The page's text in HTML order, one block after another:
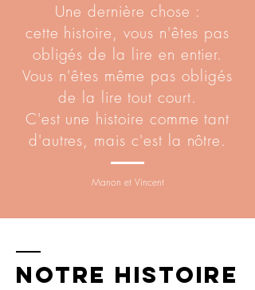
Notre histoire
Une dernière chose :
cette histoire, vous n'êtes pas
obligés de la lire en entier.
Vous n'êtes même pas obligés
de la lire tout court.
C'est une histoire comme tant
d'autres, mais c'est la nôtre.
Manon et Vincent